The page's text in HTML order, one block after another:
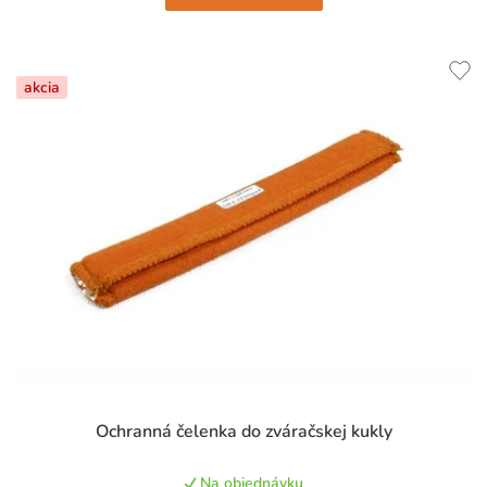
akcia
Ochranná čelenka do zváračskej kukly
hodnotenie
Na objednávku